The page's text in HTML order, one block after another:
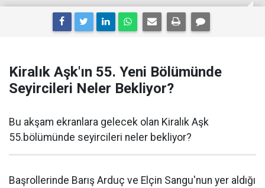
Kiralık Aşk'ın 55. Yeni Bölümünde
Seyircileri Neler Bekliyor?
Bu akşam ekranlara gelecek olan Kiralık Aşk
55.bölümünde seyircileri neler bekliyor?
Başrollerinde Barış Arduç ve Elçin Sangu'nun yer aldığı